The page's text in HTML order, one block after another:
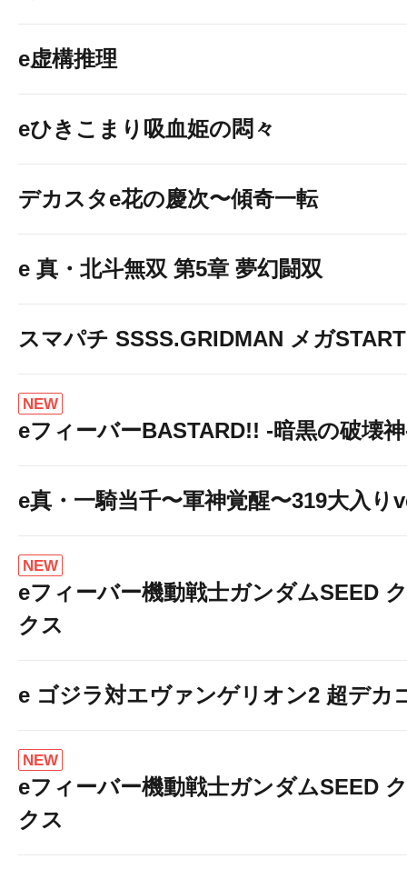
e虚構推理
eひきこまり吸血姫の悶々
デカスタe花の慶次〜傾奇一転
e 真・北斗無双 第5章 夢幻闘双
スマパチ SSSS.GRIDMAN メガ
NEW
eフィーバーBASTARD!! -暗黒の破壊
e真・一騎当千〜軍神覚醒〜319大入り
NEW
eフィーバー機動戦士ガンダムSEED
クス
e ゴジラ対エヴァンゲリオン2 超デカ
NEW
eフィーバー機動戦士ガンダムSEED
クス